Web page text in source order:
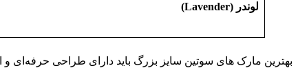
لوندر (Lavender)
بهترین مارک های سوتین سایز بزرگ باید دارای طراحی حرفه‌ای